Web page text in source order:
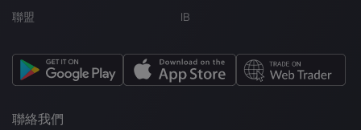
聯盟 IB
聯絡我們